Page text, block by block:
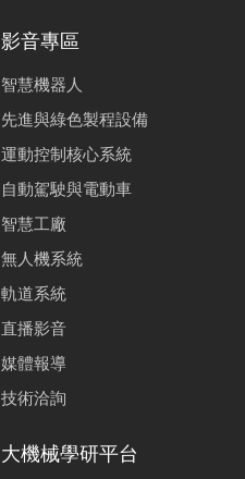
影音專區
智慧機器人
先進與綠色製程設備
運動控制核心系統
自動駕駛與電動車
智慧工廠
無人機系統
軌道系統
直播影音
媒體報導
技術洽詢
大機械學研平台